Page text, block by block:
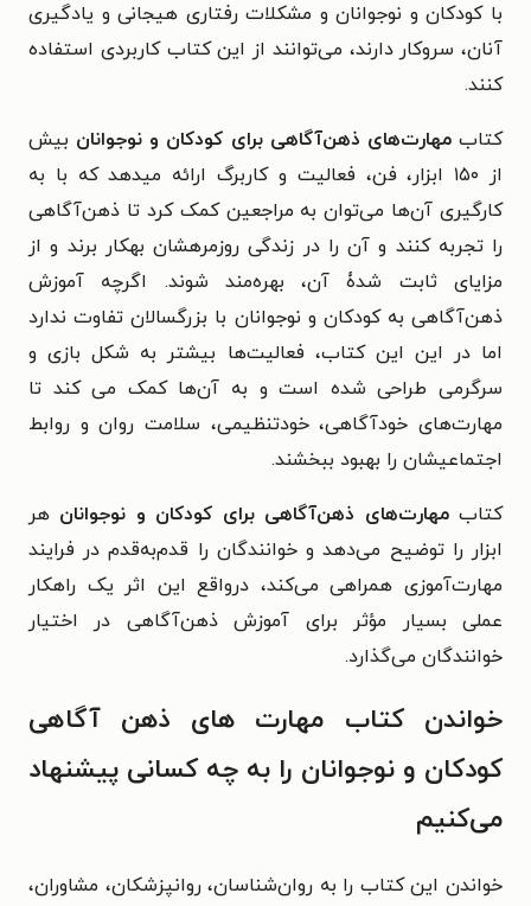
با کودکان و نوجوانان و مشکلات رفتاری هیجانی و یادگیری
آنان، سروکار دارند، می‌توانند از این کتاب کاربردی استفاده
کنند.
کتابمهارت‌های ذهن‌آگاهی برای کودکان و نوجوانان بیش
از ۱۵۰ ابزار، فن، فعالیت و کاربرگ ارائه میدهد که با به
کارگیری آن‌ها می‌توان به مراجعین کمک کرد تا ذهن‌آگاهی
را تجربه کنند و آن را در زندگی روزمرهشان بهکار برند و از
مزایای ثابت شدۀ آن، بهره‌مند شوند. اگرچه آموزش
ذهن‌آگاهی به کودکان و نوجوانان با بزرگسالان تفاوت ندارد
اما در این این کتاب، فعالیت‌ها بیشتر به شکل بازی و
سرگرمی طراحی شده است و به آن‌ها کمک می کند تا
مهارت‌های خودآگاهی، خودتنظیمی، سلامت روان و روابط
اجتماعیشان را بهبود ببخشند.
کتابمهارت‌های ذهن‌آگاهی برای کودکان و نوجوانان هر
ابزار را توضیح می‌دهد و خوانندگان را قدم‌به‌قدم در فرایند
مهارت‌آموزی همراهی می‌کند، درواقع این اثر یک راهکار
عملی بسیار مؤثر برای آموزش ذهن‌آگاهی در اختیار
خوانندگان می‌گذارد.
خواندن کتاب مهارت های ذهن آگاهی
کودکان و نوجوانان را به چه کسانی پیشنهاد
می‌کنیم
خواندن این کتاب را به روان‌شناسان، روانپزشکان، مشاوران،